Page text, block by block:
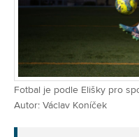
Fotbal je podle Elišky pro
Autor: Václav Koníček